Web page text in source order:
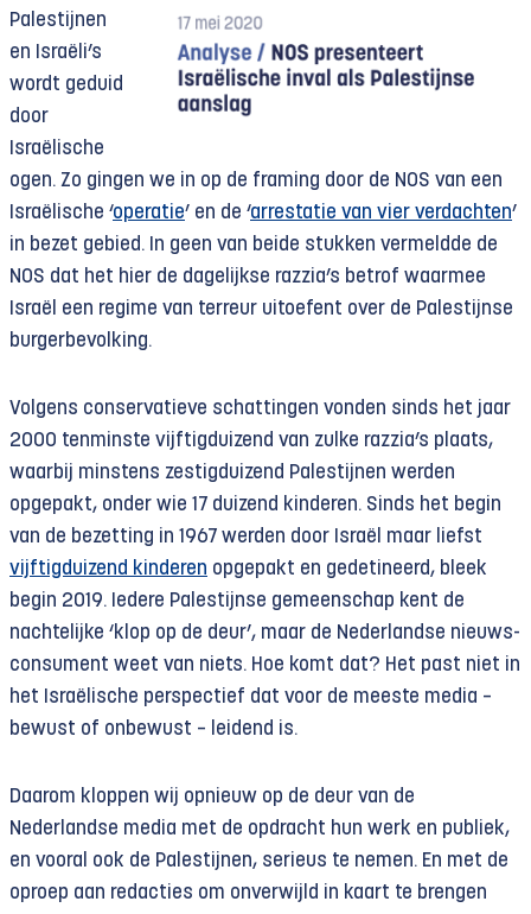
Palestijnen
en Israëli’s
wordt geduid
door
Israëlische
ogen. Zo gingen we in op de framing door de NOS van een
Israëlische ‘operatie’ en de ‘arrestatie van vier verdachten’
in bezet gebied. In geen van beide stukken vermeldde de
NOS dat het hier de dagelijkse razzia’s betrof waarmee
Israël een regime van terreur uitoefent over de Palestijnse
burgerbevolking.
Volgens conservatieve schattingen vonden sinds het jaar
2000 tenminste vijftigduizend van zulke razzia’s plaats,
waarbij minstens zestigduizend Palestijnen werden
opgepakt, onder wie 17 duizend kinderen. Sinds het begin
van de bezetting in 1967 werden door Israël maar liefst
vijftigduizend kinderen opgepakt en gedetineerd, bleek
begin 2019. Iedere Palestijnse gemeenschap kent de
nachtelijke ‘klop op de deur’, maar de Neder­landse nieuws­
consument weet van niets. Hoe komt dat? Het past niet in
het Israëlische perspectief dat voor de meeste media –
bewust of onbewust – leidend is.
Daarom kloppen wij opnieuw op de deur van de
Nederlandse media met de opdracht hun werk en publiek,
en vooral ook de Palestijnen, serieus te nemen. En met de
oproep aan redacties om onverwijld in kaart te brengen